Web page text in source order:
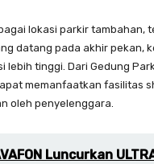
lokasi parkir tambahan,
datang pada akhir pekan,
lebih tinggi. Dari Gedung
memanfaatkan fasilitas
oleh penyelenggara.
Luncurkan